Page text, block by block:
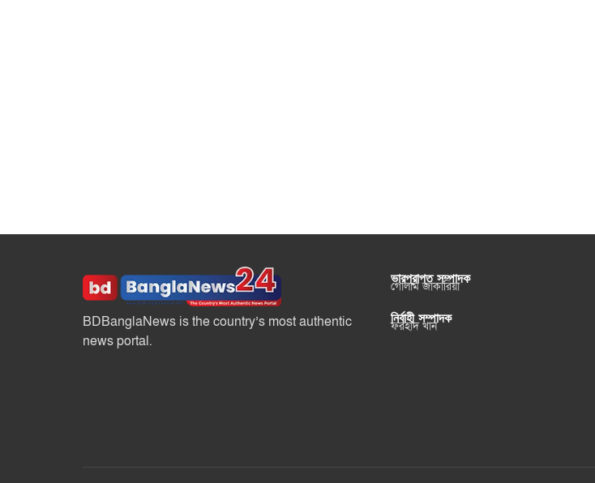
BDBanglaNews is the country’s most authentic
news portal.
ভারপ্রাপ্ত সম্পাদক
গোলাম জাকারিয়া
নির্বাহী সম্পাদক
ফরহাদ খান